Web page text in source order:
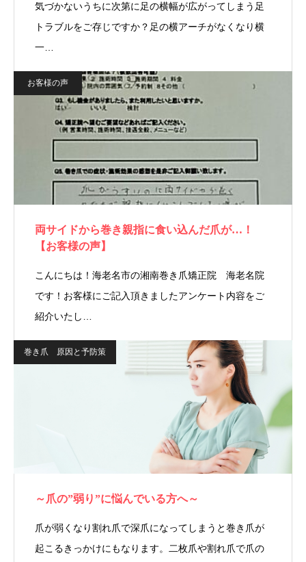
気づかないうちに次第に足の横幅が広がってしまう足
トラブルをご存じですか？足の横アーチがなくなり横
一…
お客様の声
両サイドから巻き親指に食い込んだ爪が…！
【お客様の声】
こんにちは！海老名市の湘南巻き爪矯正院 海老名院
です！お客様にご記入頂きましたアンケート内容をご
紹介いたし…
巻き爪 原因と予防策
～爪の”弱り”に悩んでいる方へ～
爪が弱くなり割れ爪で深爪になってしまうと巻き爪が
起こるきっかけにもなります。二枚爪や割れ爪で爪の